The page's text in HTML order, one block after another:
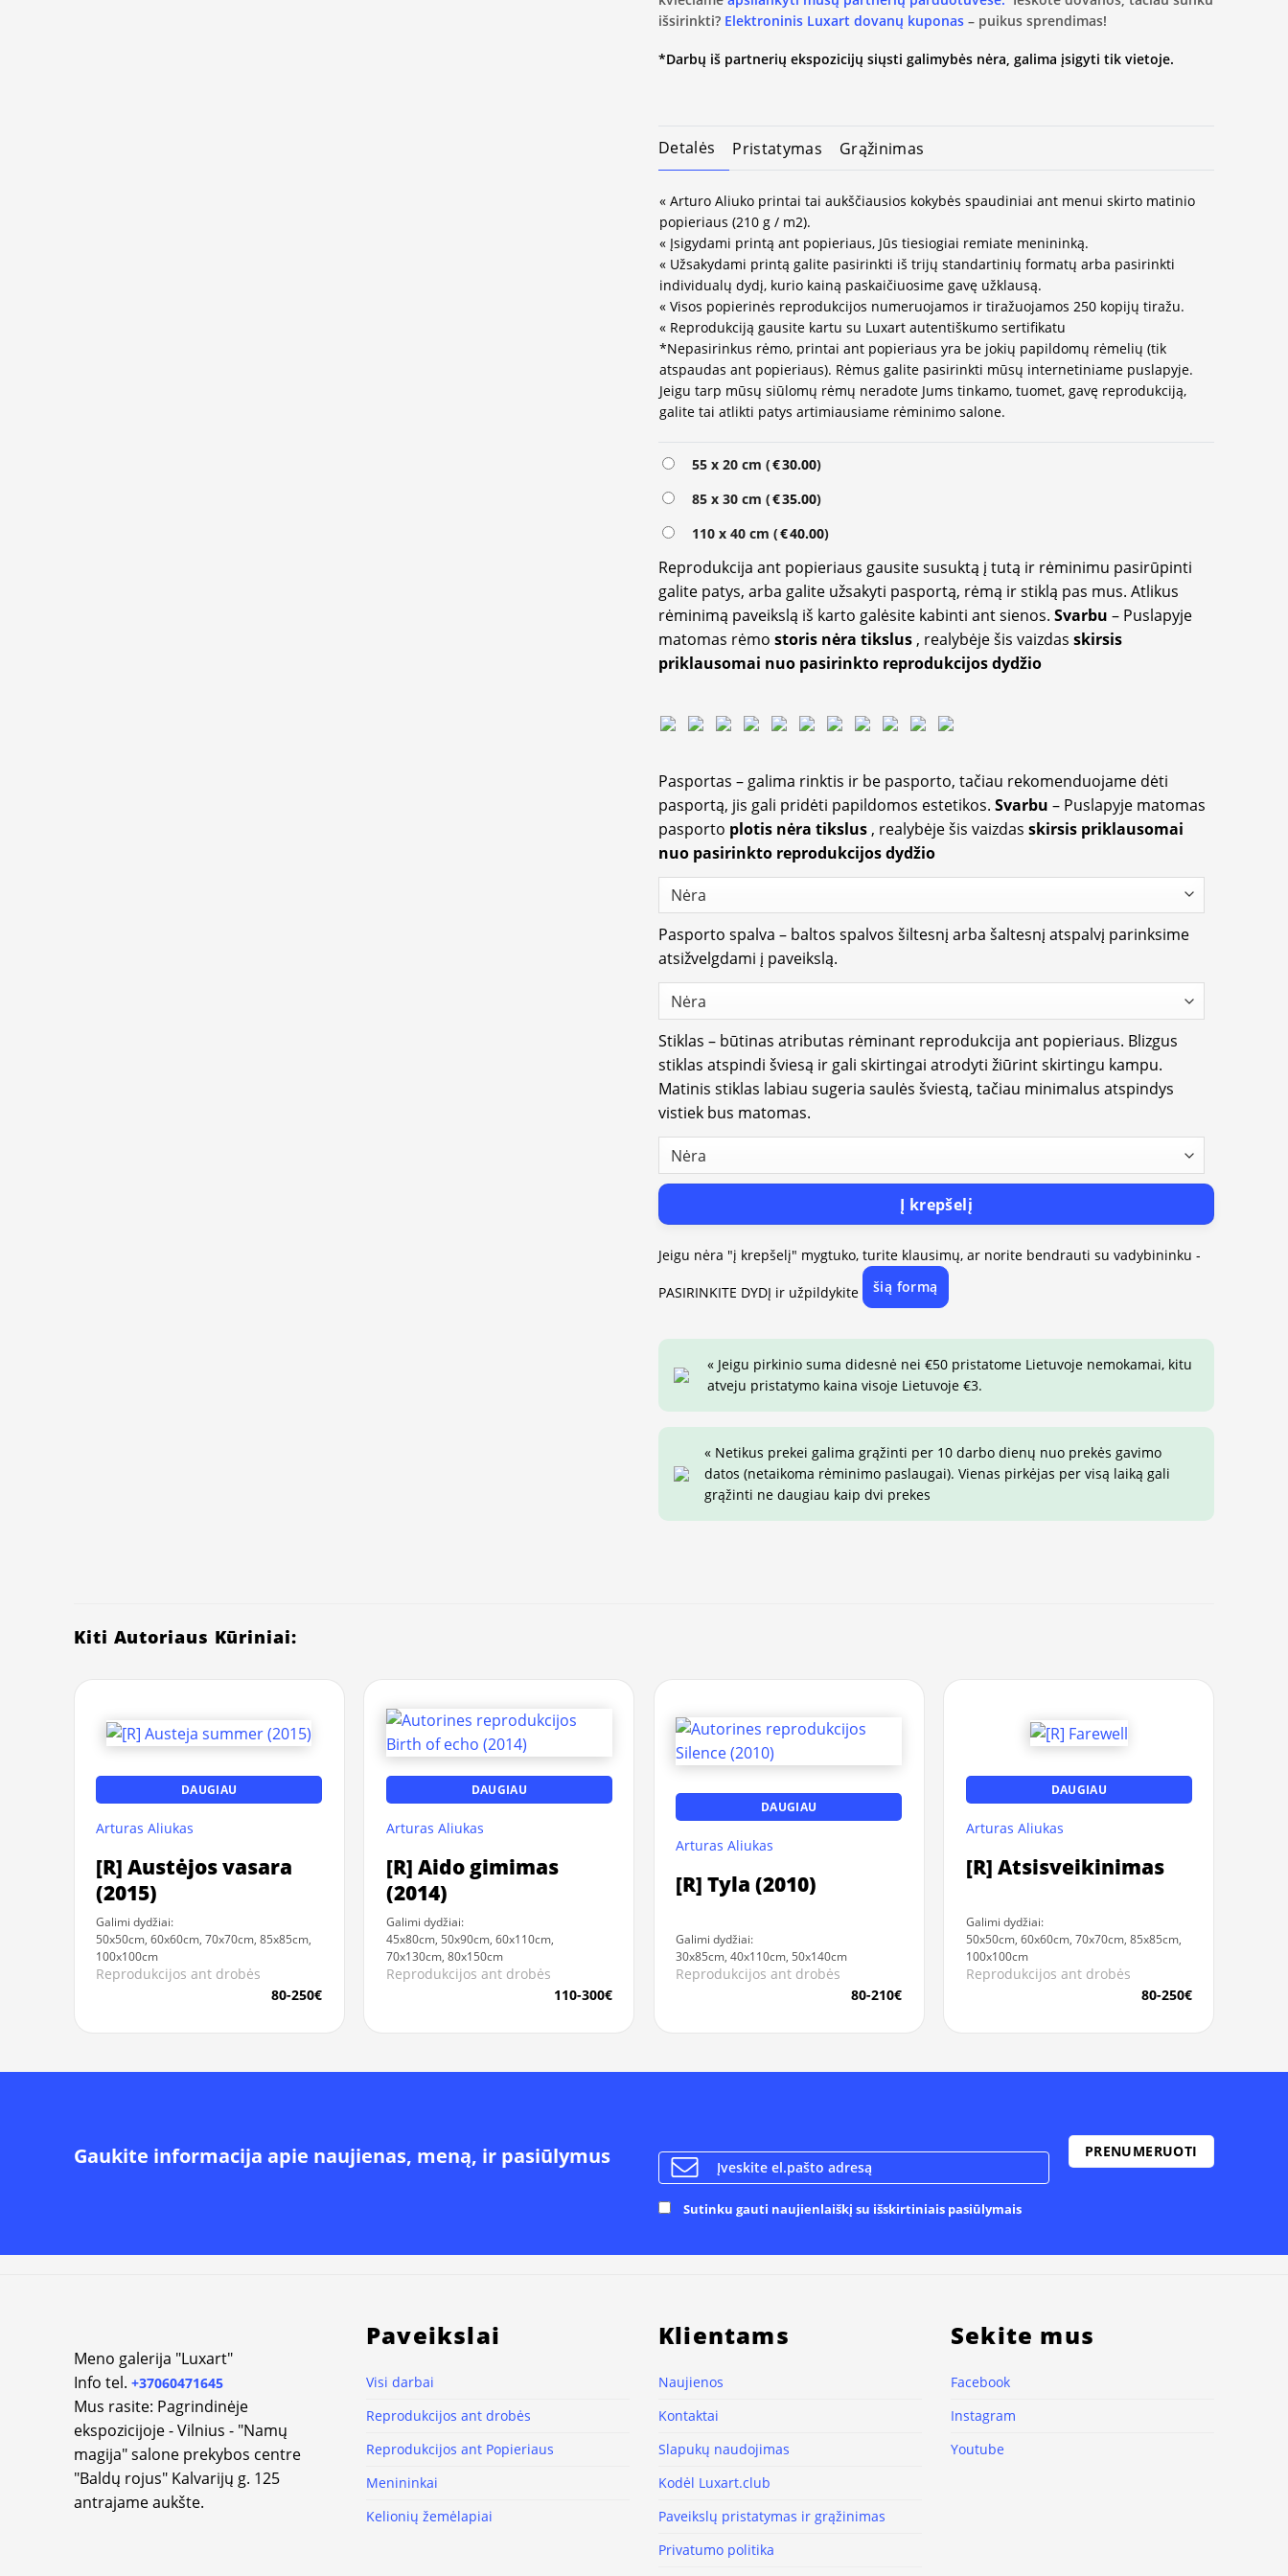
išsirinkti? Elektroninis Luxart dovanų kuponas – puikus sprendimas!
*Darbų iš partnerių ekspozicijų siųsti galimybės nėra, galima įsigyti tik vietoje.
Detalės Pristatymas Grąžinimas
« Arturo Aliuko printai tai aukščiausios kokybės spaudiniai ant menui skirto matinio
popieriaus (210 g / m2).
« Įsigydami printą ant popieriaus, Jūs tiesiogiai remiate menininką.
« Užsakydami printą galite pasirinkti iš trijų standartinių formatų arba pasirinkti
individualų dydį, kurio kainą paskaičiuosime gavę užklausą.
« Visos popierinės reprodukcijos numeruojamos ir tiražuojamos 250 kopijų tiražu.
« Reprodukciją gausite kartu su Luxart autentiškumo sertifikatu
*Nepasirinkus rėmo, printai ant popieriaus yra be jokių papildomų rėmelių (tik
atspaudas ant popieriaus). Rėmus galite pasirinkti mūsų internetiniame puslapyje.
Jeigu tarp mūsų siūlomų rėmų neradote Jums tinkamo, tuomet, gavę reprodukciją,
galite tai atlikti patys artimiausiame rėminimo salone.
55 x 20 cm (€30.00)
85 x 30 cm (€35.00)
110 x 40 cm (€40.00)
Reprodukcija ant popieriaus gausite susuktą į tutą ir rėminimu pasirūpinti
galite patys, arba galite užsakyti pasportą, rėmą ir stiklą pas mus. Atlikus
rėminimą paveikslą iš karto galėsite kabinti ant sienos. Svarbu – Puslapyje
matomas rėmo storis nėra tikslus , realybėje šis vaizdas skirsis
priklausomai nuo pasirinkto reprodukcijos dydžio
Pasportas – galima rinktis ir be pasporto, tačiau rekomenduojame dėti
pasportą, jis gali pridėti papildomos estetikos. Svarbu – Puslapyje matomas
pasporto plotis nėra tikslus , realybėje šis vaizdas skirsis priklausomai
nuo pasirinkto reprodukcijos dydžio
Pasporto spalva – baltos spalvos šiltesnį arba šaltesnį atspalvį parinksime
atsižvelgdami į paveikslą.
Stiklas – būtinas atributas rėminant reprodukcija ant popieriaus. Blizgus
stiklas atspindi šviesą ir gali skirtingai atrodyti žiūrint skirtingu kampu.
Matinis stiklas labiau sugeria saulės šviestą, tačiau minimalus atspindys
vistiek bus matomas.
Į krepšelį
Jeigu nėra "į krepšelį" mygtuko, turite klausimų, ar norite bendrauti su vadybininku -
PASIRINKITE DYDĮ ir užpildykite šią formą
« Jeigu pirkinio suma didesnė nei €50 pristatome Lietuvoje nemokamai, kitu
atveju pristatymo kaina visoje Lietuvoje €3.
« Netikus prekei galima grąžinti per 10 darbo dienų nuo prekės gavimo
datos (netaikoma rėminimo paslaugai). Vienas pirkėjas per visą laiką gali
grąžinti ne daugiau kaip dvi prekes
Kiti Autoriaus Kūriniai:
DAUGIAU
Arturas Aliukas
[R] Austėjos vasara
(2015)
Galimi dydžiai:
50x50cm, 60x60cm, 70x70cm, 85x85cm,
100x100cm
Reprodukcijos ant drobės
80-250€
DAUGIAU
Arturas Aliukas
[R] Aido gimimas
(2014)
Galimi dydžiai:
45x80cm, 50x90cm, 60x110cm,
70x130cm, 80x150cm
Reprodukcijos ant drobės
110-300€
DAUGIAU
Arturas Aliukas
[R] Tyla (2010)
Galimi dydžiai:
30x85cm, 40x110cm, 50x140cm
Reprodukcijos ant drobės
80-210€
DAUGIAU
Arturas Aliukas
[R] Atsisveikinimas
Galimi dydžiai:
50x50cm, 60x60cm, 70x70cm, 85x85cm,
100x100cm
Reprodukcijos ant drobės
80-250€
Gaukite informacija apie naujienas, meną, ir pasiūlymus
Sutinku gauti naujienlaiškį su išskirtiniais pasiūlymais
Meno galerija "Luxart"
Info tel. +37060471645
Mus rasite: Pagrindinėje
ekspozicijoje - Vilnius - "Namų
magija" salone prekybos centre
"Baldų rojus" Kalvarijų g. 125
antrajame aukšte.
Paveikslai
Visi darbai
Reprodukcijos ant drobės
Reprodukcijos ant Popieriaus
Menininkai
Kelionių žemėlapiai
Klientams
Naujienos
Kontaktai
Slapukų naudojimas
Kodėl Luxart.club
Paveikslų pristatymas ir grąžinimas
Privatumo politika
Sekite mus
Facebook
Instagram
Youtube